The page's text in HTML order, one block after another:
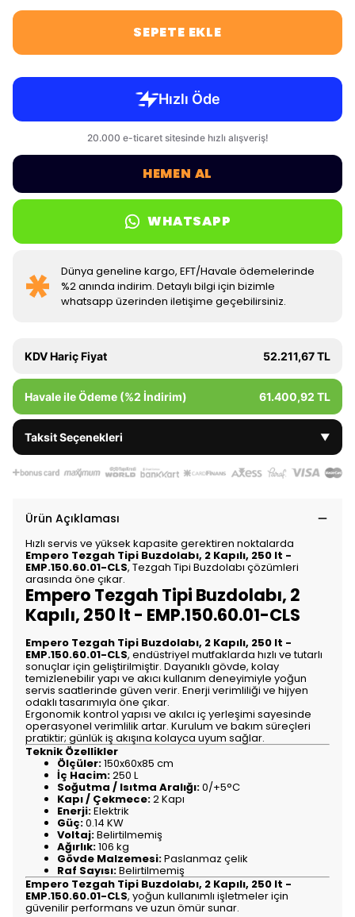
SEPETE EKLE
HEMEN AL
WHATSAPP
Dünya geneline kargo, EFT/Havale ödemelerinde
%2 anında indirim. Detaylı bilgi için bizimle
whatsapp üzerinden iletişime geçebilirsiniz.
KDV Hariç Fiyat 52.211,67 TL
Havale ile Ödeme (%2 İndirim) 61.400,92 TL
Taksit Seçenekleri ▼
Ürün Açıklaması
Hızlı servis ve yüksek kapasite gerektiren noktalarda
Empero Tezgah Tipi Buzdolabı, 2 Kapılı, 250 lt -
EMP.150.60.01-CLS, Tezgah Tipi Buzdolabı çözümleri
arasında öne çıkar.
Empero Tezgah Tipi Buzdolabı, 2
Kapılı, 250 lt - EMP.150.60.01-CLS
Empero Tezgah Tipi Buzdolabı, 2 Kapılı, 250 lt -
EMP.150.60.01-CLS, endüstriyel mutfaklarda hızlı ve tutarlı
sonuçlar için geliştirilmiştir. Dayanıklı gövde, kolay
temizlenebilir yapı ve akıcı kullanım deneyimiyle yoğun
servis saatlerinde güven verir. Enerji verimliliği ve hijyen
odaklı tasarımıyla öne çıkar.
Ergonomik kontrol yapısı ve akılcı iç yerleşimi sayesinde
operasyonel verimlilik artar. Kurulum ve bakım süreçleri
pratiktir; günlük iş akışına kolayca uyum sağlar.
Teknik Özellikler
Ölçüler:150x60x85 cm
İç Hacim:250 L
Soğutma / Isıtma Aralığı:0/+5°C
Kapı / Çekmece:2 Kapı
Enerji:Elektrik
Güç:0.14 KW
Voltaj:Belirtilmemiş
Ağırlık:106 kg
Gövde Malzemesi:Paslanmaz çelik
Raf Sayısı:Belirtilmemiş
Empero Tezgah Tipi Buzdolabı, 2 Kapılı, 250 lt -
EMP.150.60.01-CLS, yoğun kullanımlı işletmeler için
güvenilir performans ve uzun ömür sunar.